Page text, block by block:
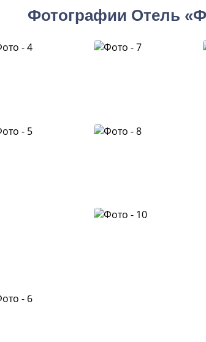
Фотографии Отель